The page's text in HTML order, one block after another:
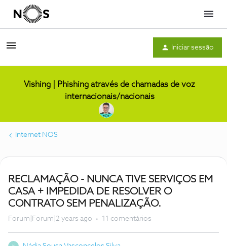
Menu
Iniciar sessão
Vishing | Phishing através de chamadas de voz
internacionais/nacionais
Internet NOS
RECLAMAÇÃO - NUNCA TIVE SERVIÇOS EM
CASA + IMPEDIDA DE RESOLVER O
CONTRATO SEM PENALIZAÇÃO.
Forum|Forum|2 years ago 11 comentários